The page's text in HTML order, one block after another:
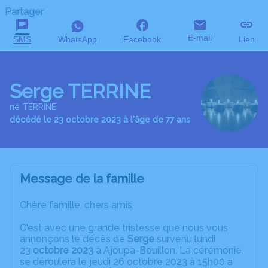
Partager
SMS WhatsApp Facebook E-mail Lien
Serge TERRINE
né TERRINE
décédé le 23 octobre 2023 à l'âge de 77 ans
Message de la famille
Chère famille, chers amis,
C'est avec une grande tristesse que nous vous
annonçons le décès de Serge survenu lundi
23 octobre 2023 à Ajoupa-Bouillon. La cérémonie
se déroulera le jeudi 26 octobre 2023 à 15h00 à